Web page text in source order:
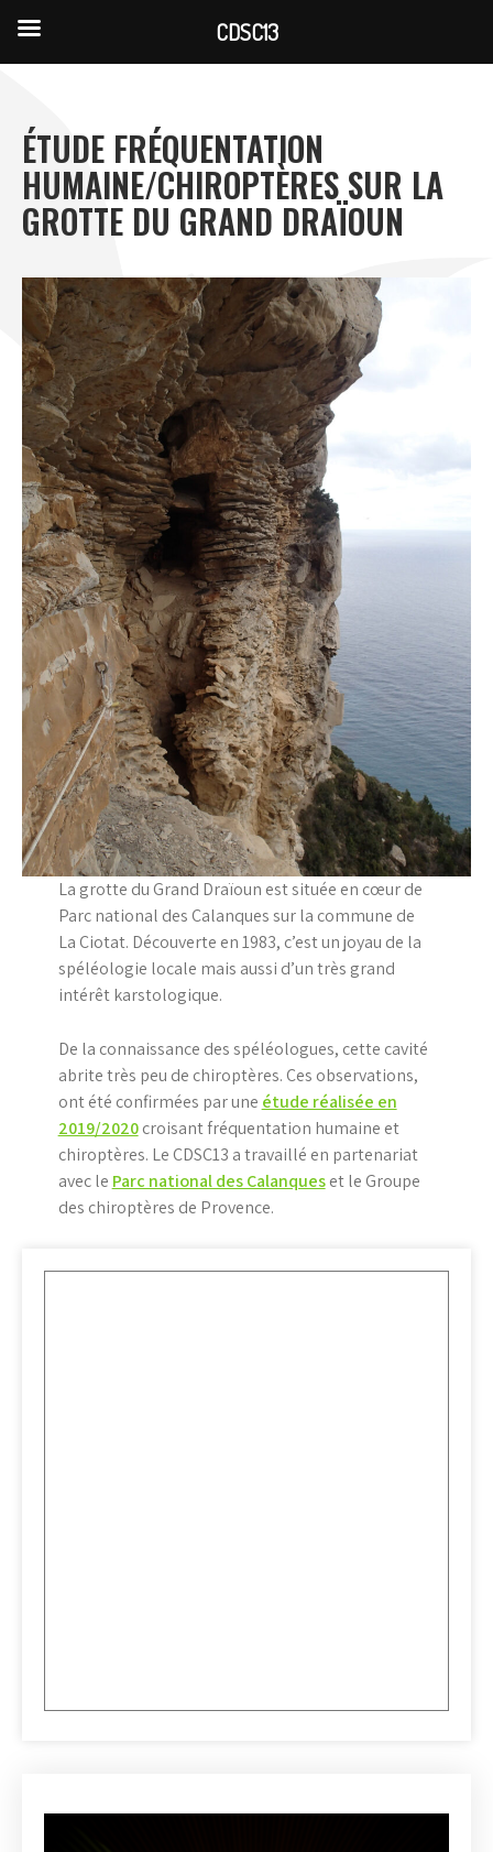
contentÉTUDE FRÉQUENTATION
HUMAINE/CHIROPTÈRES SUR LA
GROTTE DU GRAND DRAÏOUN
La grotte du Grand Draïoun est située en cœur de
Parc national des Calanques sur la commune de
La Ciotat. Découverte en 1983, c’est un joyau de la
spéléologie locale mais aussi d’un très grand
intérêt karstologique.
De la connaissance des spéléologues, cette cavité
abrite très peu de chiroptères. Ces observations,
ont été confirmées par une étude réalisée en
2019/2020croisant fréquentation humaine et
chiroptères. Le CDSC13 a travaillé en partenariat
avec le Parc national des Calanqueset le Groupe
des chiroptères de Provence.
CDSC13